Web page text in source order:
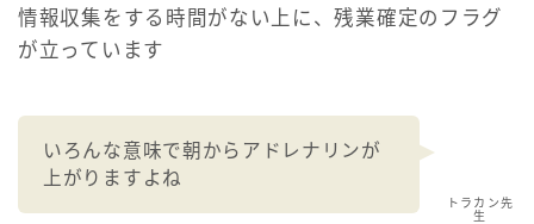
情報収集をする時間がない上に、残業確定のフラグ
が立っています
トラカン先
生
いろんな意味で朝からアドレナリンが
上がりますよね